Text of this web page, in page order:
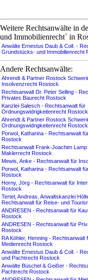
Weitere Rechtsanwälte in
und Immobilienrecht` in
Anwälte Ernestus Daub & Coll. -
Grundstücks- und Immobilienrecht
Andere Rechtsanwälte:
Ahrendt & Partner Rostock
Insolvenzrecht Rostock
Rechtsanwalt Dr. Peter Selling -
Privates Baurecht Rostock
Kanzlei-Salesch - Rechtsanwalt für
Ordnungswidrigkeitenrecht Rostock
Ahrendt & Partner Rostock
Ordnungswidrigkeitenrecht Rostock
Porwol, Katharina - Rechtsanwalt
Rostock
Rechtsanwalt Frank-Joachim
Maklerrecht Rostock
Mewis, Anke - Rechtsanwalt für
Porwol, Katharina - Rechtsanwalt
Rostock
Horny, Jörg - Rechtsanwalt für
Rostock
Tertel, Andreas, Anwaltskanzlei
Rechtsanwalt für Reise- und
ANDRESEN - Rechtsanwalt für
Rostock
ANDRESEN - Rechtsanwalt für
Rostock
RA Köhler, Henning - Rechtsanwalt
Medienrecht Rostock
Anwälte Ernestus Daub & Coll. -
und Pachtrecht Rostock
Anwälte Büschel & Geißer -
Pachtrecht Rostock